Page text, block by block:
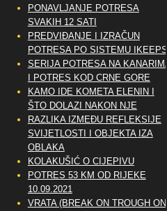
PONAVLJANJE POTRESA
SVAKIH 12 SATI
PREDVIĐANJE I IZRAČUN
POTRESA PO SISTEMU IKEEPS
SERIJA POTRESA NA KANARIMA
I POTRES KOD CRNE GORE
KAMO IDE KOMETA ELENIN I
ŠTO DOLAZI NAKON NJE
RAZLIKA IZMEĐU REFLEKSIJE
SVIJETLOSTI I OBJEKTA IZA
OBLAKA
KOLAKUŠIĆ O CIJEPIVU
POTRES 53 KM OD RIJEKE
10.09.2021
VRATA (BREAK ON TROUGH ON